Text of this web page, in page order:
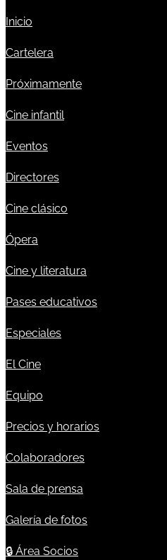
Inicio
Cartelera
Próximamente
Cine infantil
Eventos
Directores
Cine clásico
Ópera
Cine y literatura
Pases educativos
Especiales
El Cine
Equipo
Precios y horarios
Colaboradores
Sala de prensa
Galería de fotos
🔒 Área Socios